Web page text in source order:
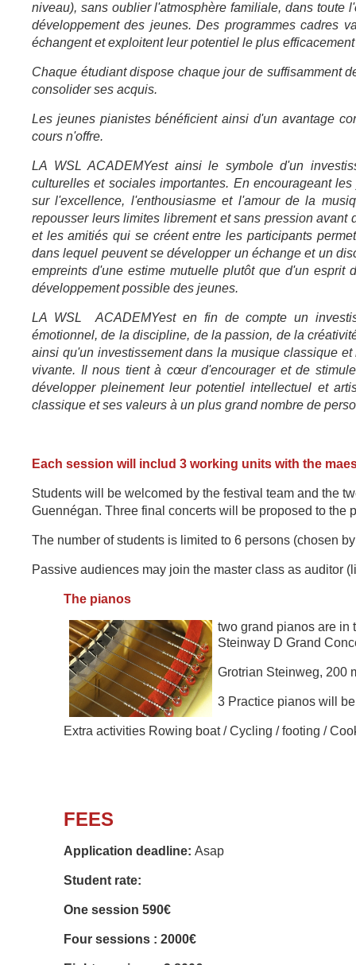
niveau), sans oublier l'atmosphère familiale, dans toute
développement des jeunes. Des programmes cadres
échangent et exploitent leur potentiel le plus
Chaque étudiant dispose chaque jour de suffisamment
consolider ses acquis.
Les jeunes pianistes bénéficient ainsi d'un avantage
cours n'offre.
LA WSL ACADEMYest ainsi le symbole d'un
culturelles et sociales importantes. En encourageant
sur l'excellence, l'enthousiasme et l'amour de la
repousser leurs limites librement et sans pression
et les amitiés qui se créent entre les participants
dans lequel peuvent se développer un échange et un
empreints d'une estime mutuelle plutôt que d'un
développement possible des jeunes.
LA WSL ACADEMYest en fin de compte un
émotionnel, de la discipline, de la passion, de la
ainsi qu'un investissement dans la musique classique
vivante. Il nous tient à cœur d'encourager et de
développer pleinement leur potentiel intellectuel et
classique et ses valeurs à un plus grand nombre de
Each session will includ 3 working units with the
Students will be welcomed by the festival team and the
Guennégan. Three final concerts will be proposed to the
The number of students is limited to 6 persons (chosen
Passive audiences may join the master class as auditor
The pianos
two grand pianos are in
Steinway D Grand
Grotrian Steinweg, 200
3 Practice pianos will
Extra activities Rowing boat /Cycling / footing /
FEES
Application deadline: Asap
Student rate:
One session 590€
Four sessions : 2000€